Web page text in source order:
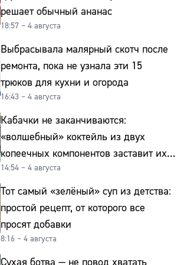
решает обычный ананас
18:57 – 4 августа
Выбрасывала малярный скотч после
ремонта, пока не узнала эти 15
трюков для кухни и огорода
16:43 – 4 августа
Кабачки не заканчиваются:
«волшебный» коктейль из двух
копеечных компонентов заставит их
плодоносить до самых заморозков
14:54 – 4 августа
Тот самый «зелёный» суп из детства:
простой рецепт, от которого все
просят добавки
8:16 – 4 августа